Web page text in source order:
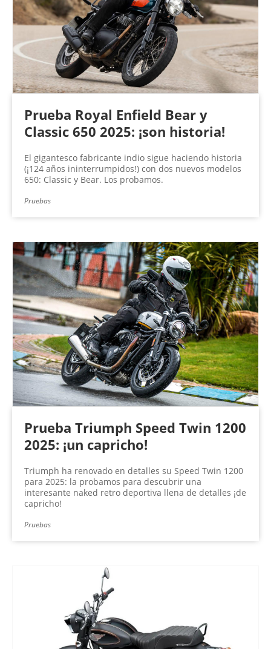
Prueba Royal Enfield Bear y
Classic 650 2025: ¡son historia!
El gigantesco fabricante indio sigue haciendo historia
(¡124 años ininterrumpidos!) con dos nuevos modelos
650: Classic y Bear. Los probamos.
Pruebas
Prueba Triumph Speed Twin 1200
2025: ¡un capricho!
Triumph ha renovado en detalles su Speed Twin 1200
para 2025: la probamos para descubrir una
interesante naked retro deportiva llena de detalles ¡de
capricho!
Pruebas